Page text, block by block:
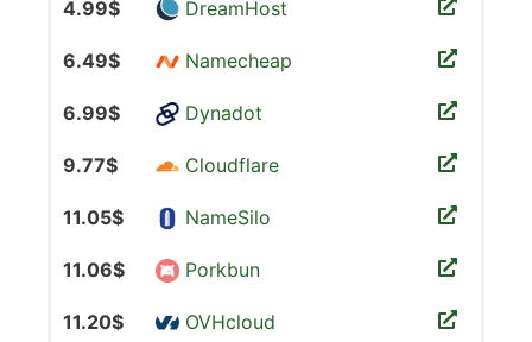
Bảng giá tên miền
4.99$ DreamHost